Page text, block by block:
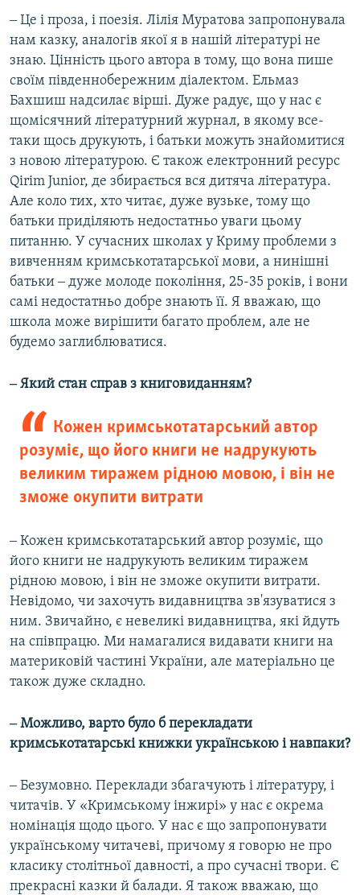
‒ Це і проза, і поезія. Лілія Муратова запропонувала
нам казку, аналогів якої я в нашій літературі не
знаю. Цінність цього автора в тому, що вона пише
своїм південнобережним діалектом. Ельмаз
Бахшиш надсилає вірші. Дуже радує, що у нас є
щомісячний літературний журнал, в якому все-
таки щось друкують, і батьки можуть знайомитися
з новою літературою. Є також електронний ресурс
Qirim Junior, де збирається вся дитяча література.
Але коло тих, хто читає, дуже вузьке, тому що
батьки приділяють недостатньо уваги цьому
питанню. У сучасних школах у Криму проблеми з
вивченням кримськотатарської мови, а нинішні
батьки ‒ дуже молоде покоління, 25-35 років, і вони
самі недостатньо добре знають її. Я вважаю, що
школа може вирішити багато проблем, але не
будемо заглиблюватися.
‒ Який стан справ з книговиданням?
Кожен кримськотатарський автор
розуміє, що його книги не надрукують
великим тиражем рідною мовою, і він не
зможе окупити витрати
‒ Кожен кримськотатарський автор розуміє, що
його книги не надрукують великим тиражем
рідною мовою, і він не зможе окупити витрати.
Невідомо, чи захочуть видавництва зв'язуватися з
ним. Звичайно, є невеликі видавництва, які йдуть
на співпрацю. Ми намагалися видавати книги на
материковій частині України, але матеріально це
також дуже складно.
‒ Можливо, варто було б перекладати
кримськотатарські книжки українською і навпаки?
‒ Безумовно. Переклади збагачують і літературу, і
читачів. У «Кримському інжирі» у нас є окрема
номінація щодо цього. У нас є що запропонувати
українському читачеві, причому я говорю не про
класику столітньої давності, а про сучасні твори. Є
прекрасні казки й балади. Я також вважаю, що